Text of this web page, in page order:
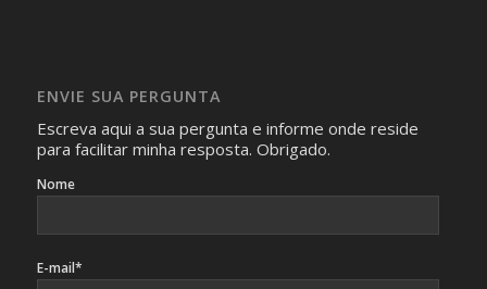
identificação da pessoa fotografada.
ENVIE SUA PERGUNTA
Escreva aqui a sua pergunta e informe onde reside
para facilitar minha resposta. Obrigado.
Nome
E-mail*